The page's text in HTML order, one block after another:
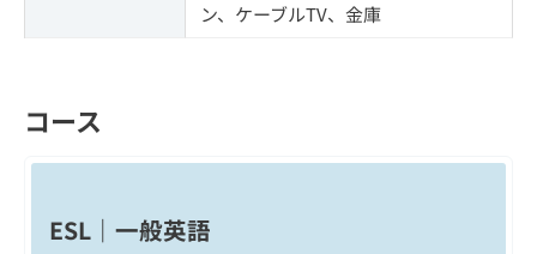
ン、ケーブルTV、金庫
コース
ESL｜一般英語